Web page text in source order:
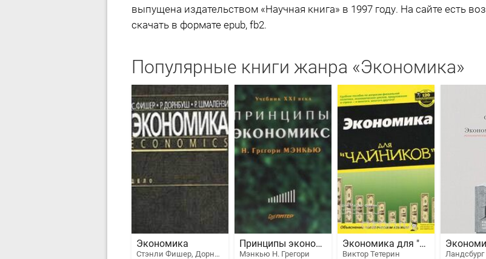
выпущена издательством «Научная книга» в 1997 году. На сайте есть
скачать в формате epub, fb2.
Популярные книги жанра «Экономика»
Экономика
Стэнли Фишер, Дорнбуш Рудигер, Шмалензи Ричард
Принципы экономикс
Мэнкью Н. Грегори
Экономика для "чайников"
Виктор Тетерин